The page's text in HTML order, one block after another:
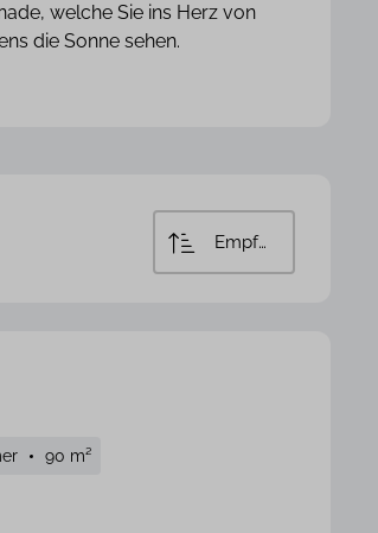
welche Sie ins Herz von
die Sonne sehen.
Empfohlen
90 m²